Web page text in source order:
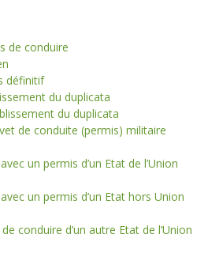
de conduire
définitif
du duplicata
du duplicata
de conduite (permis) militaire
un permis d’un Etat de l’Union
un permis d’un Etat hors Union
conduire d’un autre Etat de l’Union